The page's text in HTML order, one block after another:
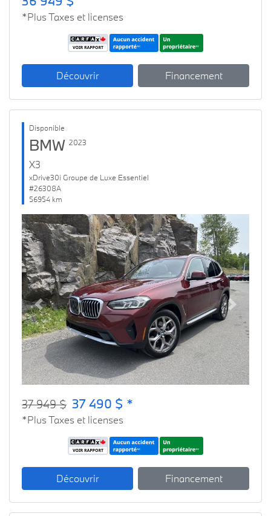
*Plus Taxes et licenses
Découvrir Financement
Disponible
BMW 2023
X3
xDrive30i Groupe de Luxe Essentiel
#26308A
56954 km
Previous Next
37 949 $ 37 490 $ *
*Plus Taxes et licenses
Découvrir Financement